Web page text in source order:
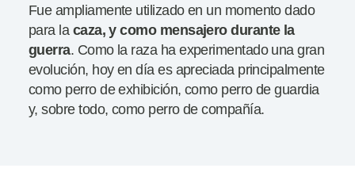
Fue ampliamente utilizado en un momento dado
para la caza, y como mensajero durante la
guerra. Como la raza ha experimentado una gran
evolución, hoy en día es apreciada principalmente
como perro de exhibición, como perro de guardia
y, sobre todo, como perro de compañía.